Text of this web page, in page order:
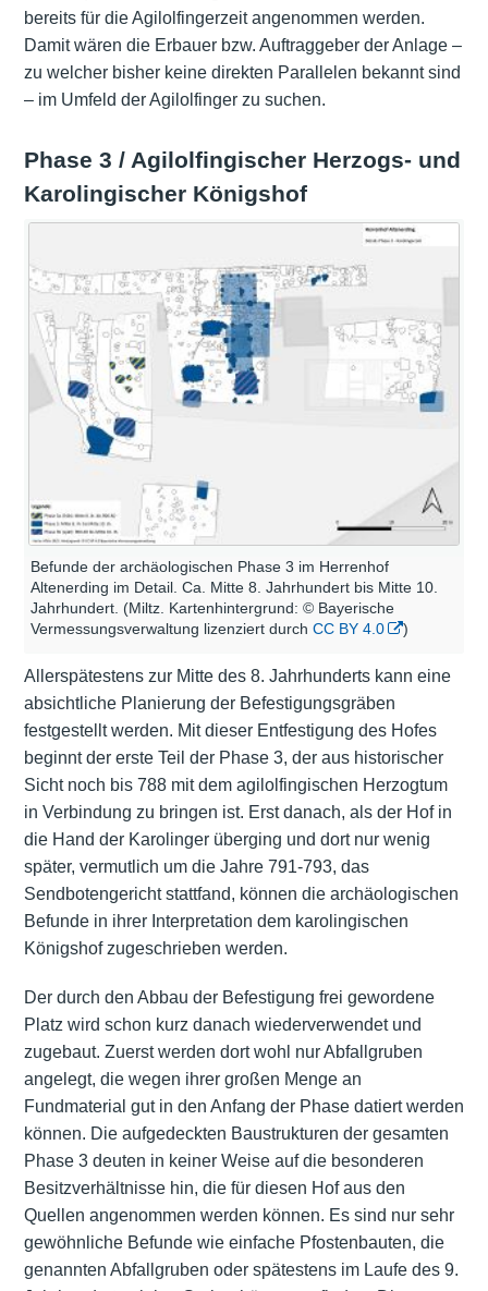
bereits für die Agilolfingerzeit angenommen werden.
Damit wären die Erbauer bzw. Auftraggeber der Anlage –
zu welcher bisher keine direkten Parallelen bekannt sind
– im Umfeld der Agilolfinger zu suchen.
Phase 3 / Agilolfingischer Herzogs- und
Karolingischer Königshof
Befunde der archäologischen Phase 3 im Herrenhof
Altenerding im Detail. Ca. Mitte 8. Jahrhundert bis Mitte 10.
Jahrhundert. (Miltz. Kartenhintergrund: © Bayerische
Vermessungsverwaltung lizenziert durch CC BY 4.0 )
Allerspätestens zur Mitte des 8. Jahrhunderts kann eine
absichtliche Planierung der Befestigungsgräben
festgestellt werden. Mit dieser Entfestigung des Hofes
beginnt der erste Teil der Phase 3, der aus historischer
Sicht noch bis 788 mit dem agilolfingischen Herzogtum
in Verbindung zu bringen ist. Erst danach, als der Hof in
die Hand der Karolinger überging und dort nur wenig
später, vermutlich um die Jahre 791-793, das
Sendbotengericht stattfand, können die archäologischen
Befunde in ihrer Interpretation dem karolingischen
Königshof zugeschrieben werden.
Der durch den Abbau der Befestigung frei gewordene
Platz wird schon kurz danach wiederverwendet und
zugebaut. Zuerst werden dort wohl nur Abfallgruben
angelegt, die wegen ihrer großen Menge an
Fundmaterial gut in den Anfang der Phase datiert werden
können. Die aufgedeckten Baustrukturen der gesamten
Phase 3 deuten in keiner Weise auf die besonderen
Besitzverhältnisse hin, die für diesen Hof aus den
Quellen angenommen werden können. Es sind nur sehr
gewöhnliche Befunde wie einfache Pfostenbauten, die
genannten Abfallgruben oder spätestens im Laufe des 9.